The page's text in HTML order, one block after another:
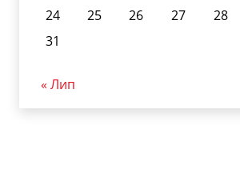
24
25 26 27 28
31
« Лип